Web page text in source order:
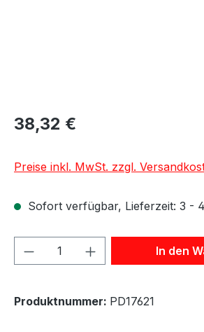
38,32 €
Preise inkl. MwSt. zzgl.
Sofort verfügbar, Lieferzeit: 3 -
Produkt Anzahl: GibIn den
Produktnummer: PD17621